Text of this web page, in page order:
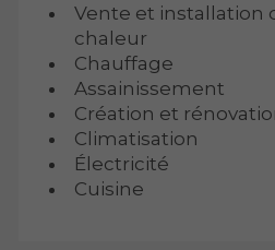
Vente et installation
chaleur
Chauffage
Assainissement
Création et
Climatisation
Électricité
Cuisine